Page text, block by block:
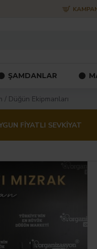
ŞAMDANLAR
/ Düğün Ekipmanları
FIYATLI SEVKIYAT